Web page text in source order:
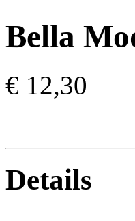
Bella
€ 12,30
Details